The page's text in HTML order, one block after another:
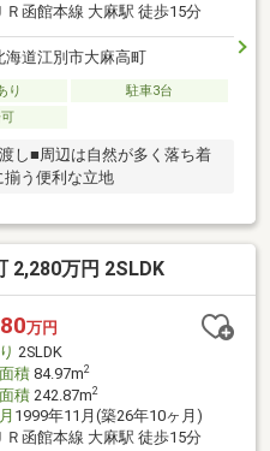
ＪＲ函館本線 大麻駅 徒歩15分
海道江別市大麻高町
り
駐車3台
し■周辺は自然が多く落ち着
う便利な立地
2,280万円 2SLDK
万円
2SLDK
積84.97m2
積242.87m2
1999年11月(築26年10ヶ月)
Ｒ函館本線 大麻駅 徒歩15分